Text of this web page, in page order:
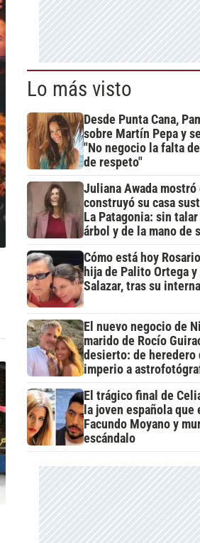
Lo más visto
Desde Punta Cana,
sobre Martín Pepa y
"No negocio la falta
de respeto"
Juliana Awada mostró
construyó su casa
La Patagonia: sin
árbol y de la mano de
Cómo está hoy
hija de Palito Ortega
Salazar, tras su
El nuevo negocio de
marido de Rocío
desierto: de heredero
imperio a
El trágico final de
la joven española que
Facundo Moyano y
escándalo